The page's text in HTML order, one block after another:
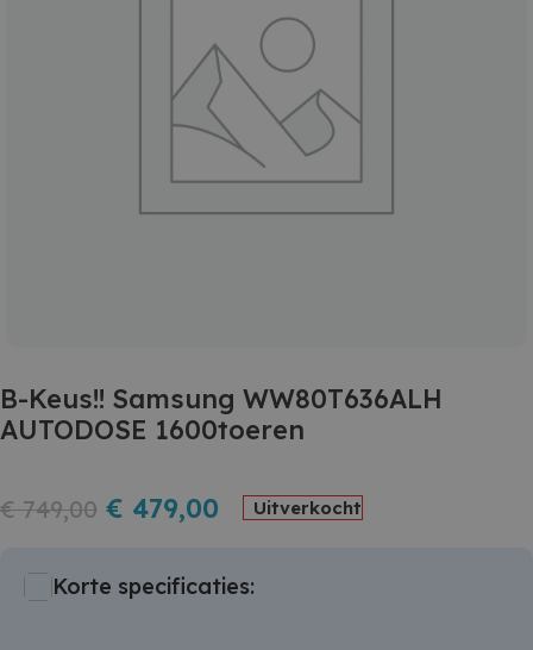
B-Keus!! Samsung WW80T636ALH
AUTODOSE 1600toeren
€749,00 € 479,00 Uitverkocht
Korte specificaties: